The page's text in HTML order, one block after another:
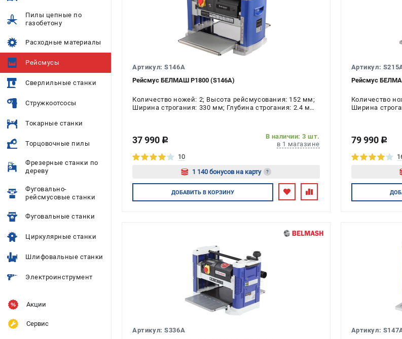
Пилы цепные по
газобетону
Расходные материалы
Рейсмусы
Сверлильные станки
Стружкоотсосы
Токарные станки
Торцовочные пилы
Фрезерные станки по
дереву
Фуговально-
рейсмусовые станки
Фуговальные станки
Циркулярные станки
Шлифовальные станки
Электроинструмент
Акции
Сервис
Артикул: S146A
Рейсмус БЕЛМАШ P1800 (S146A)
Количество ножей: 2; Высота рейсмусования: 152 мм;
Ширина строгания: 330 мм; Глубина строгания: 2.4 мм;
37 990 c
В наличии: 3 шт.
в 1 магазине
10
1 140 бонусов на карту
?
Авторизуйтесь
ДОБАВИТЬВ КОРЗИНУ
Артикул:
Рейсмус
Количество
Ширина
79 990 c
Артикул: S336A
Артикул: